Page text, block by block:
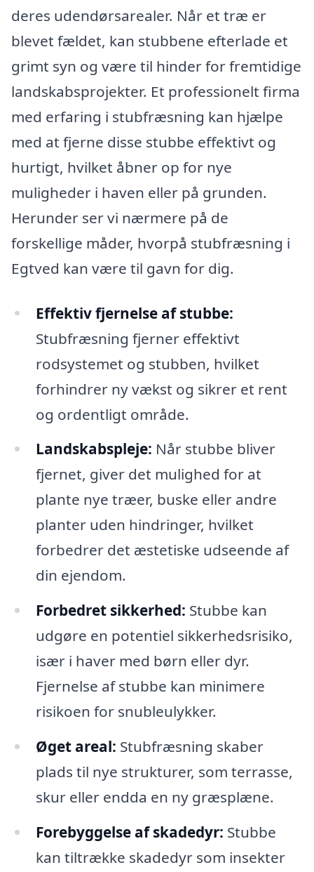
deres udendørsarealer. Når et træ er
blevet fældet, kan stubbene efterlade et
grimt syn og være til hinder for fremtidige
landskabsprojekter. Et professionelt firma
med erfaring i stubfræsning kan hjælpe
med at fjerne disse stubbe effektivt og
hurtigt, hvilket åbner op for nye
muligheder i haven eller på grunden.
Herunder ser vi nærmere på de
forskellige måder, hvorpå stubfræsning i
Egtved kan være til gavn for dig.
Effektiv fjernelse af stubbe:
Stubfræsning fjerner effektivt
rodsystemet og stubben, hvilket
forhindrer ny vækst og sikrer et rent
og ordentligt område.
Landskabspleje: Når stubbe bliver
fjernet, giver det mulighed for at
plante nye træer, buske eller andre
planter uden hindringer, hvilket
forbedrer det æstetiske udseende af
din ejendom.
Forbedret sikkerhed: Stubbe kan
udgøre en potentiel sikkerhedsrisiko,
især i haver med børn eller dyr.
Fjernelse af stubbe kan minimere
risikoen for snubleulykker.
Øget areal: Stubfræsning skaber
plads til nye strukturer, som terrasse,
skur eller endda en ny græsplæne.
Forebyggelse af skadedyr: Stubbe
kan tiltrække skadedyr som insekter